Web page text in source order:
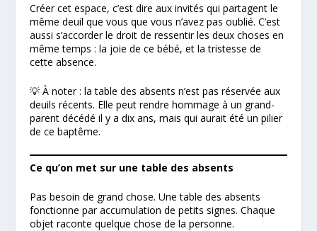
Créer cet espace, c’est dire aux invités qui partagent le
même deuil que vous que vous n’avez pas oublié. C’est
aussi s’accorder le droit de ressentir les deux choses en
même temps : la joie de ce bébé, et la tristesse de
cette absence.
💡 À noter : la table des absents n’est pas réservée aux
deuils récents. Elle peut rendre hommage à un grand-
parent décédé il y a dix ans, mais qui aurait été un pilier
de ce baptême.
Ce qu’on met sur une table des absents
Pas besoin de grand chose. Une table des absents
fonctionne par accumulation de petits signes. Chaque
objet raconte quelque chose de la personne.